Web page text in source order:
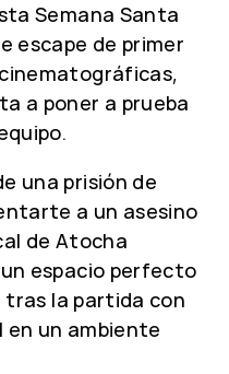
Semana Santa
escape de primer
a poner a prueba
una prisión de
a un asesino
de Atocha
espacio perfecto
la partida con
en un ambiente